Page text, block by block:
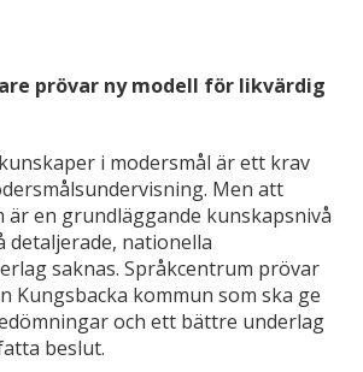
prövar ny modell för likvärdig
i modersmål är ett krav
Men att
är en grundläggande kunskapsnivå
detaljerade, nationella
saknas. Språkcentrum prövar
Kungsbacka kommun som ska ge
och ett bättre underlag
beslut.